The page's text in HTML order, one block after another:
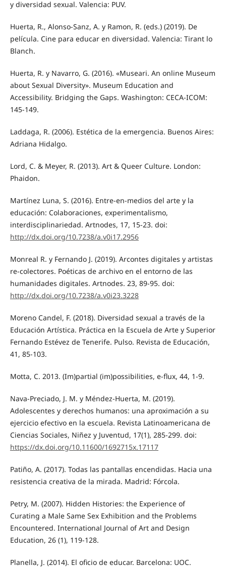
y diversidad sexual. Valencia: PUV.
Huerta, R., Alonso-Sanz, A. y Ramon, R. (eds.) (2019). De
película. Cine para educar en diversidad. Valencia: Tirant lo
Blanch.
Huerta, R. y Navarro, G. (2016). «Museari. An online Museum
about Sexual Diversity». Museum Education and
Accessibility. Bridging the Gaps. Washington: CECA-ICOM:
145-149.
Laddaga, R. (2006). Estética de la emergencia. Buenos Aires:
Adriana Hidalgo.
Lord, C. & Meyer, R. (2013). Art & Queer Culture. London:
Phaidon.
Martínez Luna, S. (2016). Entre-en-medios del arte y la
educación: Colaboraciones, experimentalismo,
interdisciplinariedad. Artnodes, 17, 15-23. doi:
http://dx.doi.org/10.7238/a.v0i17.2956
Monreal R. y Fernando J. (2019). Arcontes digitales y artistas
re-colectores. Poéticas de archivo en el entorno de las
humanidades digitales. Artnodes. 23, 89-95. doi:
http://dx.doi.org/10.7238/a.v0i23.3228
Moreno Candel, F. (2018). Diversidad sexual a través de la
Educación Artística. Práctica en la Escuela de Arte y Superior
Fernando Estévez de Tenerife. Pulso. Revista de Educación,
41, 85-103.
Motta, C. 2013. (Im)partial (im)possibilities, e-flux, 44, 1-9.
Nava-Preciado, J. M. y Méndez-Huerta, M. (2019).
Adolescentes y derechos humanos: una aproximación a su
ejercicio efectivo en la escuela. Revista Latinoamericana de
Ciencias Sociales, Niñez y Juventud, 17(1), 285-299. doi:
https://dx.doi.org/10.11600/1692715x.17117
Patiño, A. (2017). Todas las pantallas encendidas. Hacia una
resistencia creativa de la mirada. Madrid: Fórcola.
Petry, M. (2007). Hidden Histories: the Experience of
Curating a Male Same Sex Exhibition and the Problems
Encountered. International Journal of Art and Design
Education, 26 (1), 119-128.
Planella, J. (2014). El oficio de educar. Barcelona: UOC.